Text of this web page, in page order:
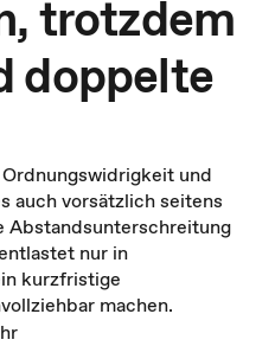
trotzdem
doppelte
und
auch vorsätzlich seitens
Abstandsunterschreitung
nur in
kurzfristige
machen.